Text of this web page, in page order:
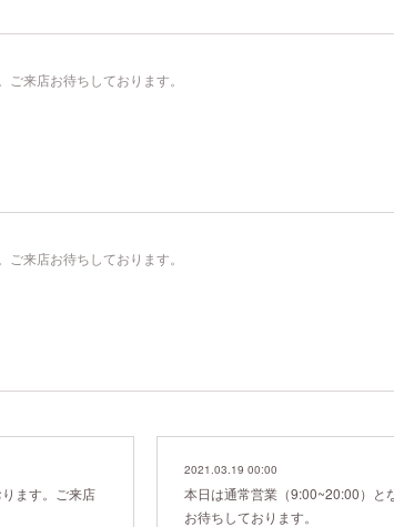
来店お待ちしております。
来店お待ちしております。
ます。ご来店
2021.03.19 00:00
本日は通常営業（9:00~20:00）と
お待ちしております。